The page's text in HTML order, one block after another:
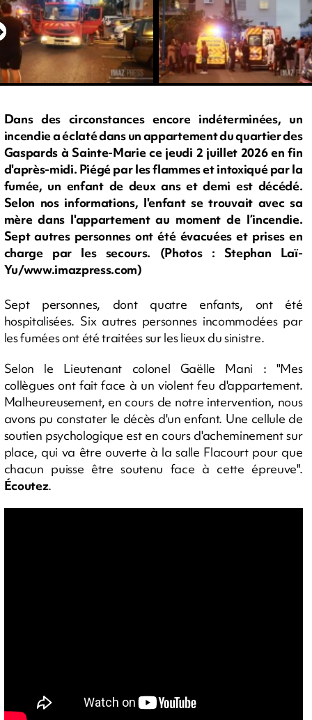
Dans des circonstances encore indéterminées, un
incendie a éclaté dans un appartement du quartier des
Gaspards à Sainte-Marie ce jeudi 2 juillet 2026 en fin
d'après-midi. Piégé par les flammes et intoxiqué par la
fumée, un enfant de deux ans et demi est décédé.
Selon nos informations, l'enfant se trouvait avec sa
mère dans l'appartement au moment de l’incendie.
Sept autres personnes ont été évacuées et prises en
charge par les secours. (Photos : Stephan Laï-
Yu/www.imazpress.com)
Sept personnes, dont quatre enfants, ont été
hospitalisées. Six autres personnes incommodées par
les fumées ont été traitées sur les lieux du sinistre.
Selon le Lieutenant colonel Gaëlle Mani : "Mes
collègues ont fait face à un violent feu d'appartement.
Malheureusement, en cours de notre intervention, nous
avons pu constater le décès d'un enfant. Une cellule de
soutien psychologique est en cours d'acheminement sur
place, qui va être ouverte à la salle Flacourt pour que
chacun puisse être soutenu face à cette épreuve".
Écoutez.